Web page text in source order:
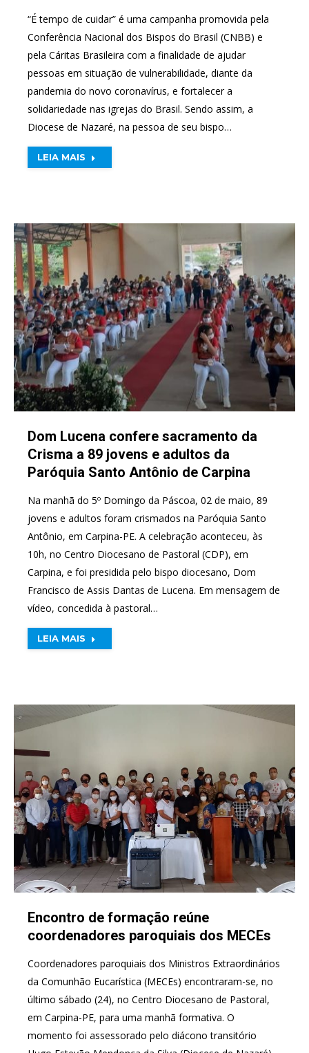
“É tempo de cuidar” é uma campanha promovida pela
Conferência Nacional dos Bispos do Brasil (CNBB) e
pela Cáritas Brasileira com a finalidade de ajudar
pessoas em situação de vulnerabilidade, diante da
pandemia do novo coronavírus, e fortalecer a
solidariedade nas igrejas do Brasil. Sendo assim, a
Diocese de Nazaré, na pessoa de seu bispo…
LEIA MAIS
Dom Lucena confere sacramento da
Crisma a 89 jovens e adultos da
Paróquia Santo Antônio de Carpina
Na manhã do 5º Domingo da Páscoa, 02 de maio, 89
jovens e adultos foram crismados na Paróquia Santo
Antônio, em Carpina-PE. A celebração aconteceu, às
10h, no Centro Diocesano de Pastoral (CDP), em
Carpina, e foi presidida pelo bispo diocesano, Dom
Francisco de Assis Dantas de Lucena. Em mensagem de
vídeo, concedida à pastoral…
LEIA MAIS
Encontro de formação reúne
coordenadores paroquiais dos MECEs
Coordenadores paroquiais dos Ministros Extraordinários
da Comunhão Eucarística (MECEs) encontraram-se, no
último sábado (24), no Centro Diocesano de Pastoral,
em Carpina-PE, para uma manhã formativa. O
momento foi assessorado pelo diácono transitório